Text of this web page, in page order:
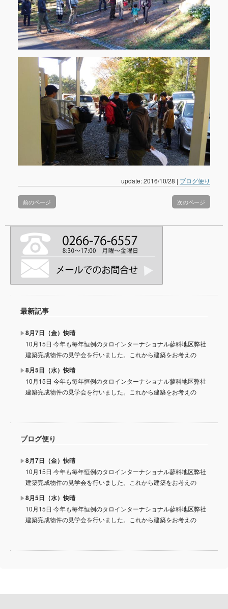
update: 2016/10/28 | ブログ便り
前のページ 次のページ
最新記事
8月7日（金）快晴
10月15日 今年も毎年恒例のタロインターナショナル蓼科地区弊社
建築完成物件の見学会を行いました。これから建築をお考えの
8月5日（水）快晴
10月15日 今年も毎年恒例のタロインターナショナル蓼科地区弊社
建築完成物件の見学会を行いました。これから建築をお考えの
ブログ便り
8月7日（金）快晴
10月15日 今年も毎年恒例のタロインターナショナル蓼科地区弊社
建築完成物件の見学会を行いました。これから建築をお考えの
8月5日（水）快晴
10月15日 今年も毎年恒例のタロインターナショナル蓼科地区弊社
建築完成物件の見学会を行いました。これから建築をお考えの